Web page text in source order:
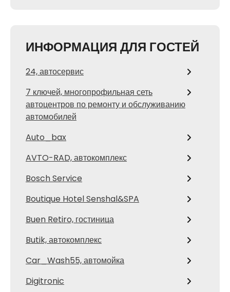
ИНФОРМАЦИЯ ДЛЯ ГОСТЕЙ
24, автосервис
7 ключей, многопрофильная сеть
автоцентров по ремонту и обслуживанию
автомобилей
Auto_bax
AVTO-RAD, автокомплекс
Bosch Service
Boutique Hotel Senshal&SPA
Buen Retiro, гостиница
Butik, автокомплекс
Car_Wash55, автомойка
Digitronic